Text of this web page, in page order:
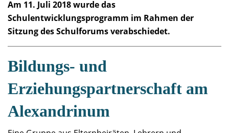
Am 11. Juli 2018 wurde das
Schulentwicklungsprogramm im Rahmen der
Sitzung des Schulforums verabschiedet.
Bildungs- und
Erziehungspartnerschaft am
Alexandrinum